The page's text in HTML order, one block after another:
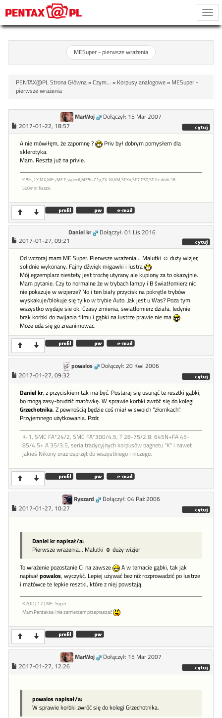
MESuper - pierwsze wrażenia
PENTAX@PL Strona Główna»Czym... » Korpusy analogowe» MESuper -
pierwsze wrażenia
MarWoj
Dołączył: 15 Mar 2007
2017-01-22, 18:57
A nie mówiłęm, że zapomnę ?
Priv był dobrym pomysłem dla
sklerotyka.
Mam. Reszta już na privie.
K 5IIs, LX,MX,MEs,ME F,superA,MZ5n,Z1p,ZX-M,KM,SFXn,SF7,P50,SP II+słoiki 16-
500mm,flaszki
Daniel kr
Dołączył: 01 Lis 2016
2017-01-27, 09:21
Od wczoraj mam ME Super. Pierwsze wrażenia... Malutki ☺ duży wizjer,
solidnie wykonany. Fajny dźwięk migawki i lustra
Mój egzemplarz niestety jest trochę utyrany ale kupiony za to okazyjnie.
Mam pytanie. Czy to normalne że w trybach lampy i B światłomierz nic
nie pokazuje w wizjerze? No i ten biały przycisk na pokrętle trybów
wyskakuje/blokuje się tylko w trybie Auto. Jak jest u Was? Poza tym
wszystko wydaje sie ok. Czasy zmienia, swiatlomierz działa. Jedynie
brak korbki do zwijania filmu i gąbki na lustrze prawie nie ma
Może uda się go zreanimowac.
powalos
Dołączył: 20 Kwi 2006
2017-01-27, 09:32
Daniel kr, z przyciskiem tak ma być. Postaraj się usunąć te resztki gąbki,
bo mogą zasy-brudzić matówkę. W sprawie korbki zwróć się do kolegi
Grzechotnika. Z pewnością będzie coś miał w swoich "złomkach".
Przyjemnego użytkowania. Pzdr.
K-1, SMC FA*24/2, SMC FA*300/4.5, T 28-75/2.8: 645N+FA 45-
85/4.5+ A 35/3.5, seria tradycyjnych korpusów bagnetu "K" i nawet
jakieś Nikony oraz osprzęt do wszystkiego i niczego.
Ryszard
Dołączył: 04 Paź 2006
2017-01-27, 10:27
Daniel kr napisał/a:
Pierwsze wrażenia... Malutki ☺ duży wizjer
To wrażenie pozostanie Ci na zawsze
A w temacie gąbki, tak jak
napisałpowalos, wyczyść. Lepiej używać bez niż rozprowadzić po lustrze
i matówce te lepkie resztki, które z niej powstają.
K20D | 17 | ME-Super
Mam Pentaksa i nie zamierzam przepraszać
MarWoj
Dołączył: 15 Mar 2007
2017-01-27, 12:26
powalos napisał/a:
W sprawie korbki zwróć się do kolegi Grzechotnika.